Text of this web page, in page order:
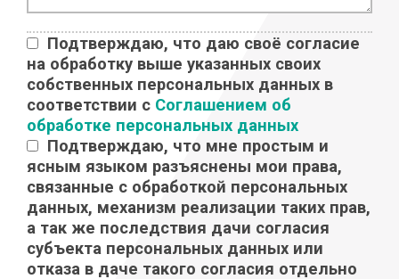
Подтверждаю, что даю своё согласие
на обработку выше указанных своих
собственных персональных данных в
соответствии с Соглашением об
обработке персональных данных
Подтверждаю, что мне простым и
ясным языком разъяснены мои права,
связанные с обработкой персональных
данных, механизм реализации таких прав,
а так же последствия дачи согласия
субъекта персональных данных или
отказа в даче такого согласия отдельно